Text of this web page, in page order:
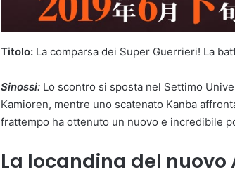
Titolo: La comparsa dei Super Guerrieri! La
Sinossi: Lo scontro si sposta nel Settimo
Kamioren, mentre uno scatenato Kanba
frattempo ha ottenuto un nuovo e incredibile
La locandina del nuovo